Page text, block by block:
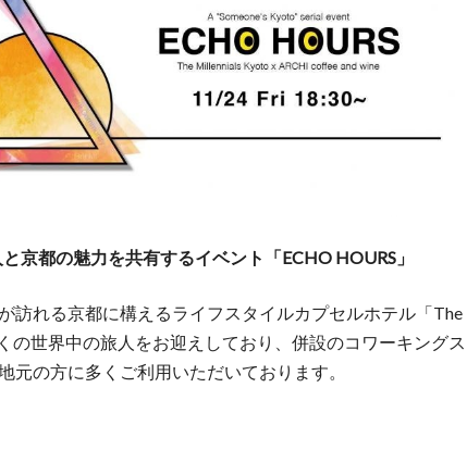
京都の魅力を共有するイベント「ECHO HOURS」
訪れる京都に構えるライフスタイルカプセルホテル「The
の世界中の旅人をお迎えしており、併設のコワーキングス
元の方に多くご利用いただいております。